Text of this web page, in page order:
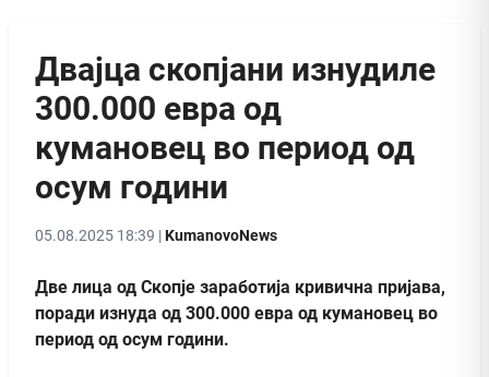
Двајца скопјани изнудиле
300.000 евра од
кумановец во период од
осум години
05.08.2025 18:39 |KumanovoNews
Две лица од Скопје заработија кривична пријава,
поради изнуда од 300.000 евра од кумановец во
период од осум години.